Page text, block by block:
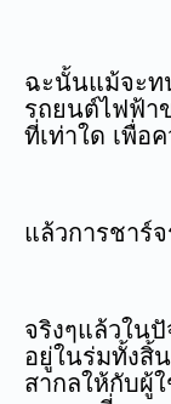
ฉะนั้นแม้จะท
รถยนต์ไฟฟ้า
ที่เท่าใด เพื่อ
แล้วการชาร์
จริงๆแล้วใน
อยู่ในร่มทั้งสิ้
สากลให้กับผู้